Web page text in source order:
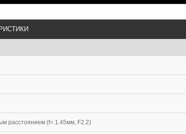
расстоянием (f= 1.45мм, F2.2)